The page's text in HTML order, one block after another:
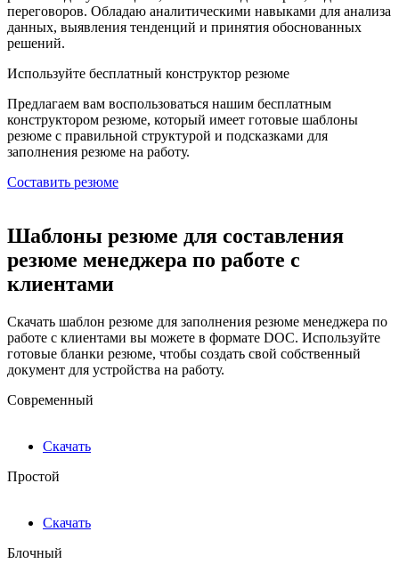
переговоров. Обладаю аналитическими навыками для анализа
данных, выявления тенденций и принятия обоснованных
решений.
Используйте бесплатный конструктор резюме
Предлагаем вам воспользоваться нашим бесплатным
конструктором резюме, который имеет готовые шаблоны
резюме с правильной структурой и подсказками для
заполнения резюме на работу.
Составить резюме
Шаблоны резюме для составления
резюме менеджера по работе с
клиентами
Скачать шаблон резюме для заполнения резюме менеджера по
работе с клиентами вы можете в формате DOC. Используйте
готовые бланки резюме, чтобы создать свой собственный
документ для устройства на работу.
Современный
Скачать
Простой
Скачать
Блочный